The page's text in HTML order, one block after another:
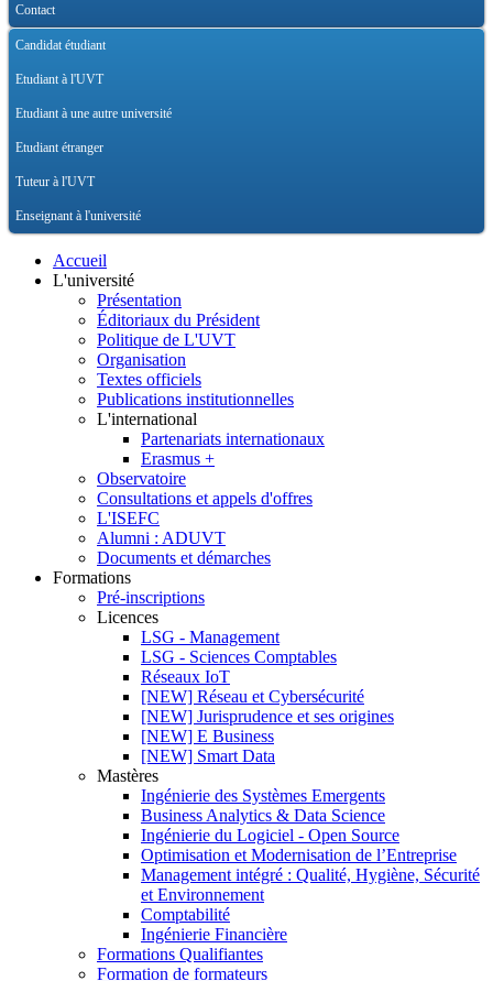
Contact
Candidat étudiant
Etudiant à l'UVT
Etudiant à une autre université
Etudiant étranger
Tuteur à l'UVT
Enseignant à l'université
Accueil
L'université
Présentation
Éditoriaux du Président
Politique de L'UVT
Organisation
Textes officiels
Publications institutionnelles
L'international
Partenariats internationaux
Erasmus +
Observatoire
Consultations et appels d'offres
L'ISEFC
Alumni : ADUVT
Documents et démarches
Formations
Pré-inscriptions
Licences
LSG - Management
LSG - Sciences Comptables
Réseaux IoT
[NEW] Réseau et Cybersécurité
[NEW] Jurisprudence et ses origines
[NEW] E Business
[NEW] Smart Data
Mastères
Ingénierie des Systèmes Emergents
Business Analytics & Data Science
Ingénierie du Logiciel - Open Source
Optimisation et Modernisation de l’Entreprise
Management intégré : Qualité, Hygiène, Sécurité
et Environnement
Comptabilité
Ingénierie Financière
Formations Qualifiantes
Formation de formateurs